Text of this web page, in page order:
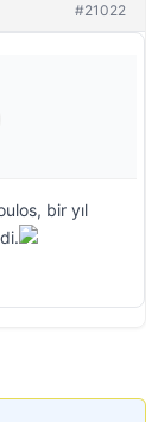
#21022
bir yıl